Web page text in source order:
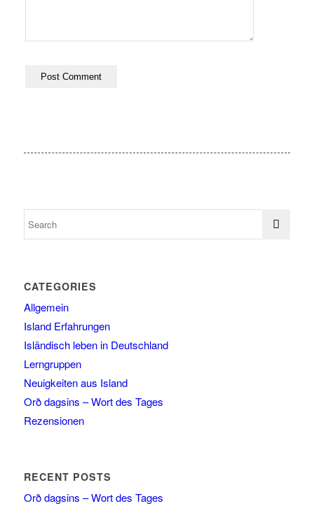
CATEGORIES
Allgemein
Island Erfahrungen
Isländisch leben in Deutschland
Lerngruppen
Neuigkeiten aus Island
Orð dagsins – Wort des Tages
Rezensionen
RECENT POSTS
Orð dagsins – Wort des Tages